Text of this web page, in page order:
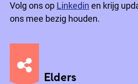
Volg ons op Linkedin en krijg
ons mee bezig houden.
Elders